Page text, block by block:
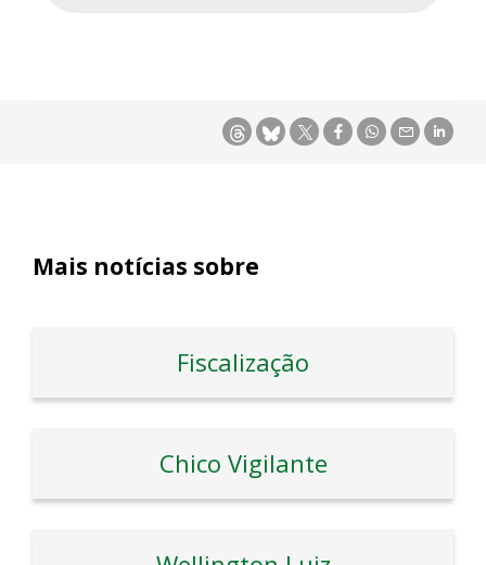
Mais notícias sobre
Fiscalização
Chico Vigilante